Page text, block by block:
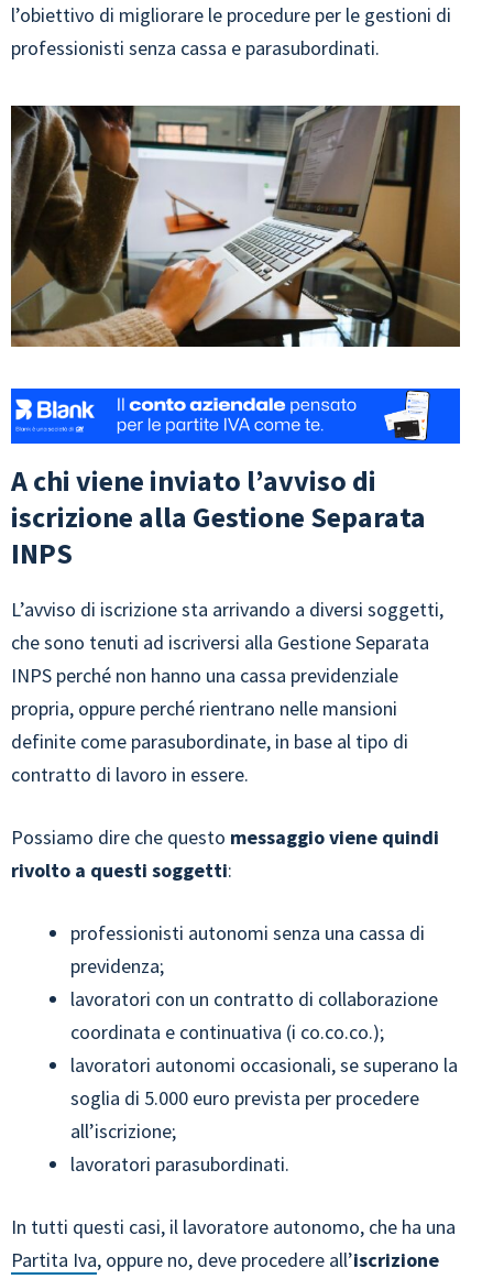
l’obiettivo di migliorare le procedure per le gestioni di
professionisti senza cassa e parasubordinati.
A chi viene inviato l’avviso di
iscrizione alla Gestione Separata
INPS
L’avviso di iscrizione sta arrivando a diversi soggetti,
che sono tenuti ad iscriversi alla Gestione Separata
INPS perché non hanno una cassa previdenziale
propria, oppure perché rientrano nelle mansioni
definite come parasubordinate, in base al tipo di
contratto di lavoro in essere.
Possiamo dire che questo messaggio viene quindi
rivolto a questi soggetti:
professionisti autonomi senza una cassa di
previdenza;
lavoratori con un contratto di collaborazione
coordinata e continuativa (i co.co.co.);
lavoratori autonomi occasionali, se superano la
soglia di 5.000 euro prevista per procedere
all’iscrizione;
lavoratori parasubordinati.
In tutti questi casi, il lavoratore autonomo, che ha una
Partita Iva, oppure no, deve procedere all’iscrizione